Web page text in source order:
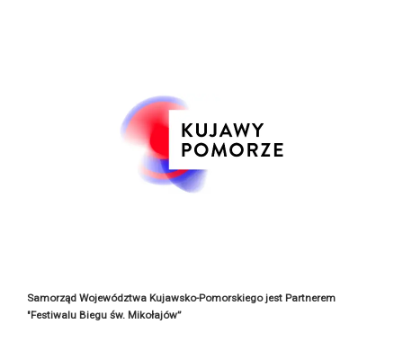
Samorząd Województwa Kujawsko-Pomorskiego jest Partnerem
"Festiwalu Biegu św. Mikołajów”